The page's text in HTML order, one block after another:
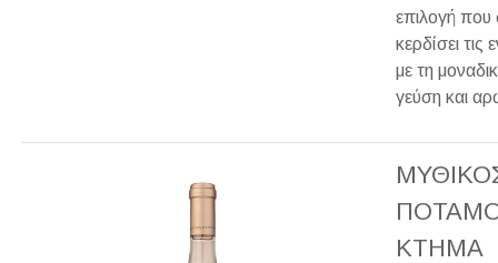
επιλογή που
κερδίσει τις
με τη
γεύση και
ΚΤΗΜΑ